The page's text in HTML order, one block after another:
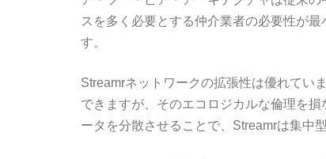
スを多く必要とする仲介業者の必要性が
す。
Streamrネットワークの拡張性は優れてい
できますが、そのエコロジカルな倫理を
ータを分散させることで、Streamrは集中